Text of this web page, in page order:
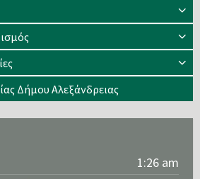
Δήμου Αλεξάνδρειας
1:26 am